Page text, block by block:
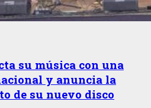
su música con una
y anuncia la
de su nuevo disco